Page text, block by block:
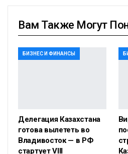
Вам Также Могут
БИЗНЕС И ФИНАНСЫ
Делегация Казахстана
готова вылететь во
Владивосток — в РФ
стартует VIII